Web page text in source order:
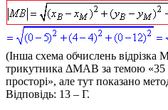
(Інша схема обчислень відрізка
трикутника ΔMAB за темою
просторі», але тут показано
Відповідь: 13 – Г.